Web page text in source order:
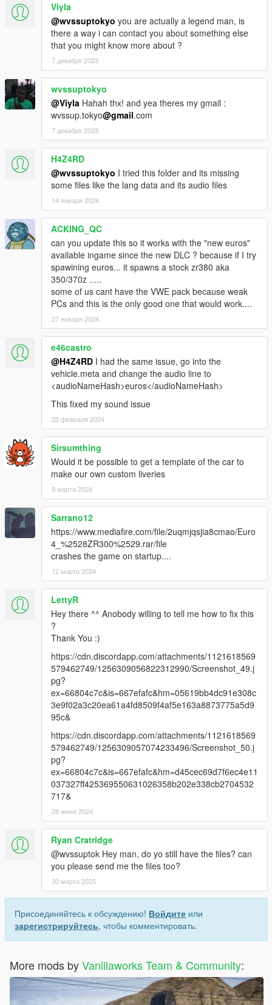
Viyla
@wvssuptokyo you are actually a legend man, is
there a way i can contact you about something else
that you might know more about ?
7 декабря 2023
wvssuptokyo
@Viyla Hahah thx! and yea theres my gmail :
wvssup.tokyo@gmail.com
7 декабря 2023
H4Z4RD
@wvssuptokyo I tried this folder and its missing
some files like the lang data and its audio files
14 января 2024
ACKING_QC
can you update this so it works with the "new euros"
available ingame since the new DLC ? because if I try
spawining euros... it spawns a stock zr380 aka
350/370z .....
some of us cant have the VWE pack because weak
PCs and this is the only good one that would work....
27 января 2024
e46castro
@H4Z4RD I had the same issue, go into the
vehicle.meta and change the audio line to
<audioNameHash>euros</audioNameHash>
This fixed my sound issue
22 февраля 2024
Sirsumthing
Would it be possible to get a template of the car to
make our own custom liveries
9 марта 2024
Sarrano12
https://www.mediafire.com/file/2uqmjqsjia8cmao/Euro
4_%2528ZR300%2529.rar/file
crashes the game on startup....
12 марта 2024
LettyR
Hey there ^^ Anobody willing to tell me how to fix this
?
Thank You :)
https://cdn.discordapp.com/attachments/1121618569
579462749/1256309056822312990/Screenshot_49.j
pg?
ex=66804c7c&is=667efafc&hm=05619bb4dc91e308c
3e9f02a3c20ea61a4fd8509f4af5e163a8873775a5d9
95c&
https://cdn.discordapp.com/attachments/1121618569
579462749/1256309057074233496/Screenshot_50.j
pg?
ex=66804c7c&is=667efafc&hm=d45cec69d7f6ec4e11
037327ff425369550631026358b202e338cb2704532
717&
28 июня 2024
Ryan Cratridge
@wvssuptok Hey man, do yo still have the files? can
you please send me the files too?
30 марта 2025
Присоединяйтесь к обсуждению! Войдите или
зарегистрируйтесь, чтобы комментировать.
More mods byVanillaworks Team & Community: